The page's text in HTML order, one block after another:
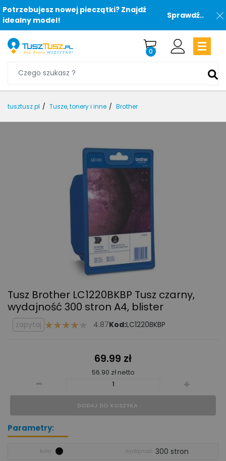
Potrzebujesz nowej pieczątki? Znajdź
idealny model!
Sprawdź..
0
tusztusz.pl Tusze, tonery i inne Brother
Tusz Brother LC1220BKBP Tusz czarny,
wydajność 300 stron A4, blister
zapytaj 4.87Kod:LC1220BKBP
69.99 zł
56.90 zł netto
- +
DODAJ DO KOSZYKA
Parametry:
kolor wydajność 300 stron